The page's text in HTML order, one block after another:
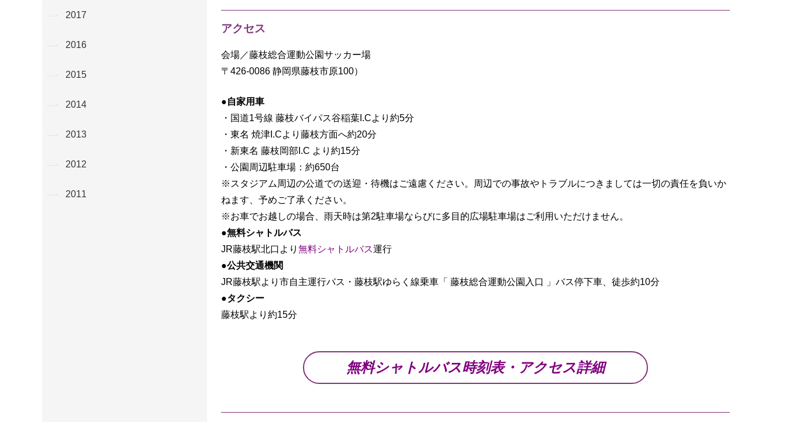
アクセス
会場／藤枝総合運動公園サッカー場
〒426-0086 静岡県藤枝市原100）
●自家用車
・国道1号線 藤枝バイパス谷稲葉I.Cより約5分
・東名 焼津I.Cより藤枝方面へ約20分
・新東名 藤枝岡部I.C より約15分
・公園周辺駐車場：約650台
※スタジアム周辺の公道での送迎・待機はご遠慮ください。周辺での事故やトラブルにつきましては一切の責任を負いか
ねます、予めご了承ください。
※お車でお越しの場合、雨天時は第2駐車場ならびに多目的広場駐車場はご利用いただけません。
●無料シャトルバス
JR藤枝駅北口より 無料シャトルバス運行
●公共交通機関
JR藤枝駅より市自主運行バス・藤枝駅ゆらく線乗車「 藤枝総合運動公園入口 」バス停下車、徒歩約10分
●タクシー
藤枝駅より約15分
無料シャトルバス時刻表・アクセス詳細
2017
2016
2015
2014
2013
2012
2011